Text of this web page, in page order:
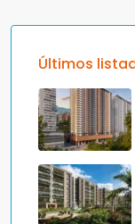
Últimos